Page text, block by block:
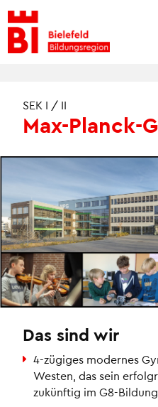
Skip
to
content
SEK I / II
Max-Planck-
Das sind wir
4-zügiges modernes
Westen, das sein
zukünftig im G8-